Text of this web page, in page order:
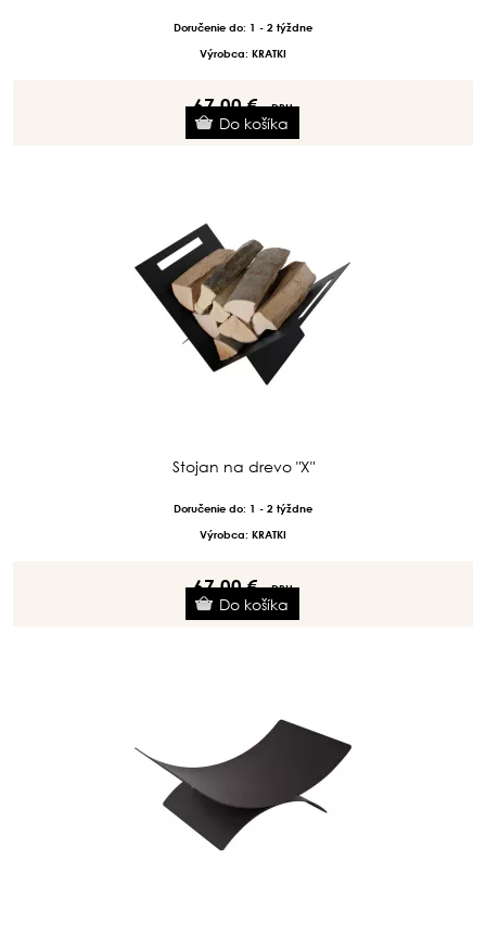
Doručenie do: 1 - 2 týždne
Výrobca: KRATKI
67.00 €s DPH
Stojan na drevo "X"
Doručenie do: 1 - 2 týždne
Výrobca: KRATKI
67.00 €s DPH